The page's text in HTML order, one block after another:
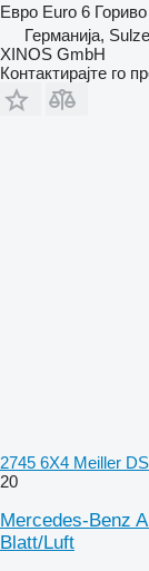
Евро Euro 6 Гориво
Германија,
XINOS GmbH
Контактирајте го
2745 6X4 Meiller
20
Mercedes-Benz
Blatt/Luft